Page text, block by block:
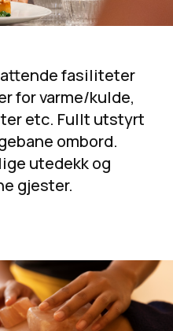
fasiliteter
for varme/kulde,
etc. Fullt utstyrt
ombord.
utedekk og
gjester.